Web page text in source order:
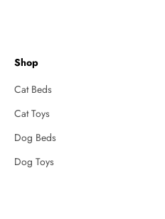
Shop
Cat Beds
Cat Toys
Dog Beds
Dog Toys